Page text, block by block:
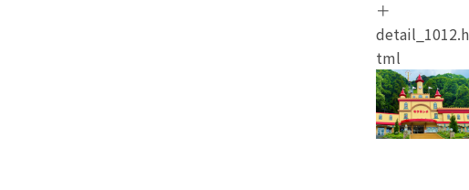
＋
detail_1012.h
tml